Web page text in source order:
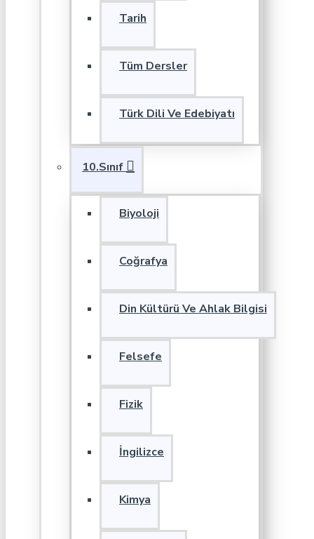
Tarih
Tüm Dersler
Türk Dili Ve Edebiyatı
10.Sınıf
Biyoloji
Coğrafya
Din Kültürü Ve Ahlak Bilgisi
Felsefe
Fizik
İngilizce
Kimya